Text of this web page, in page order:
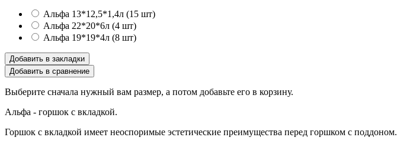
Альфа 13*12,5*1,4л (15 шт)
Альфа 22*20*6л (4 шт)
Альфа 19*19*4л (8 шт)
Добавить в закладки
Добавить в сравнение
Выберите сначала нужный вам размер, а потом добавьте его в корзину.
Альфа - горшок с вкладкой.
Горшок с вкладкой имеет неоспоримые эстетические преимущества перед горшком с поддоном.